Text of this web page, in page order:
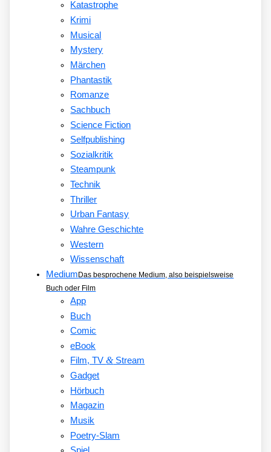
Katastrophe
Krimi
Musical
Mystery
Märchen
Phantastik
Romanze
Sachbuch
Science Fiction
Selfpublishing
Sozialkritik
Steampunk
Technik
Thriller
Urban Fantasy
Wahre Geschichte
Western
Wissenschaft
Medium Das besprochene Medium, also beispielsweise
Buch oder Film
App
Buch
Comic
eBook
Film, TV&Stream
Gadget
Hörbuch
Magazin
Musik
Poetry-Slam